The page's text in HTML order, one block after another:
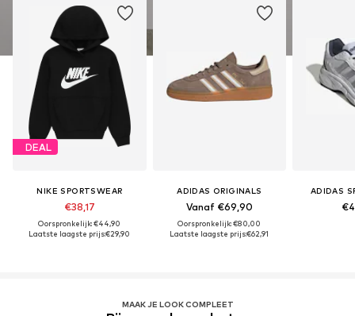
DEAL
NIKE SPORTSWEAR
€38,17
Oorspronkelijk: €44,90
Laatste laagste prijs:€29,90
ADIDAS ORIGINALS
Vanaf €69,90
Oorspronkelijk: €80,00
Laatste laagste prijs:€62,91
ADIDAS
MAAK JE LOOK COMPLEET